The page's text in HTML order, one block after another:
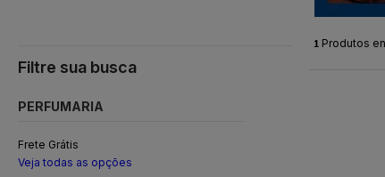
PERFUMARIA
Frete Grátis
Veja todas as opções
1 Produtos